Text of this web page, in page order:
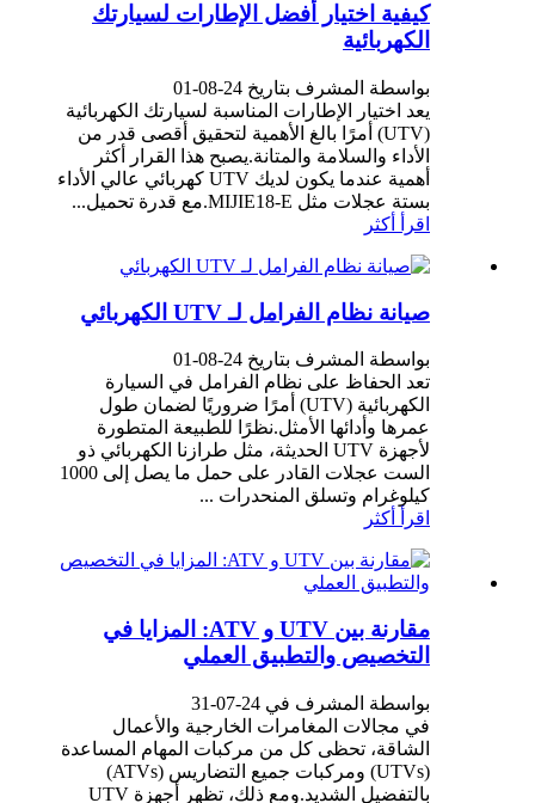
كيفية اختيار أفضل الإطارات لسيارتك
الكهربائية
بواسطة المشرف بتاريخ 24-08-01
يعد اختيار الإطارات المناسبة لسيارتك الكهربائية
(UTV) أمرًا بالغ الأهمية لتحقيق أقصى قدر من
الأداء والسلامة والمتانة.يصبح هذا القرار أكثر
أهمية عندما يكون لديك UTV كهربائي عالي الأداء
بستة عجلات مثل MIJIE18-E.مع قدرة تحميل...
اقرأ أكثر
صيانة نظام الفرامل لـ UTV الكهربائي
بواسطة المشرف بتاريخ 24-08-01
تعد الحفاظ على نظام الفرامل في السيارة
الكهربائية (UTV) أمرًا ضروريًا لضمان طول
عمرها وأدائها الأمثل.نظرًا للطبيعة المتطورة
لأجهزة UTV الحديثة، مثل طرازنا الكهربائي ذو
الست عجلات القادر على حمل ما يصل إلى 1000
كيلوغرام وتسلق المنحدرات ...
اقرأ أكثر
مقارنة بين UTV و ATV: المزايا في
التخصيص والتطبيق العملي
بواسطة المشرف في 24-07-31
في مجالات المغامرات الخارجية والأعمال
الشاقة، تحظى كل من مركبات المهام المساعدة
(UTVs) ومركبات جميع التضاريس (ATVs)
بالتفضيل الشديد.ومع ذلك، تظهر أجهزة UTV